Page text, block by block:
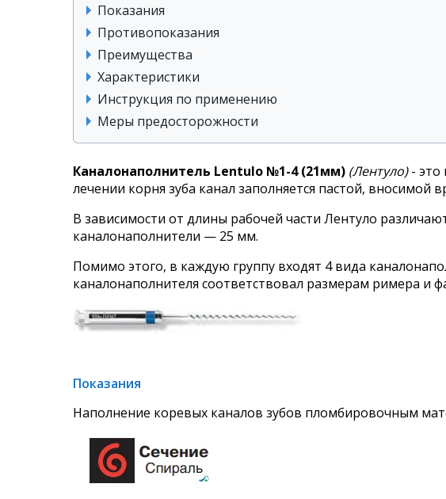
Показания
Противопоказания
Преимущества
Характеристики
Инструкция по применению
Меры предосторожности
Каналонаполнитель Lentulo №1-4 (21мм) (Лентуло)- это
лечении корня зуба канал заполняется пастой,
В зависимости от длины рабочей части Лентуло
каналонаполнители — 25 мм.
Помимо этого, в каждую группу входят 4 вида
каналонаполнителя соответствовал размерам римера и
Показания
Наполнение коревых каналов зубов пломбировочным